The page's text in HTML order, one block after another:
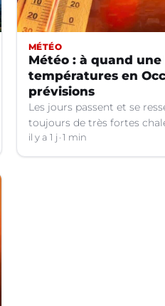
MÉTÉO
Météo : à quand une
températures en
prévisions
Les jours passent et se
toujours de très fortes
dans le Languedoc. Jusqu’à
il y a 1 j 1 min